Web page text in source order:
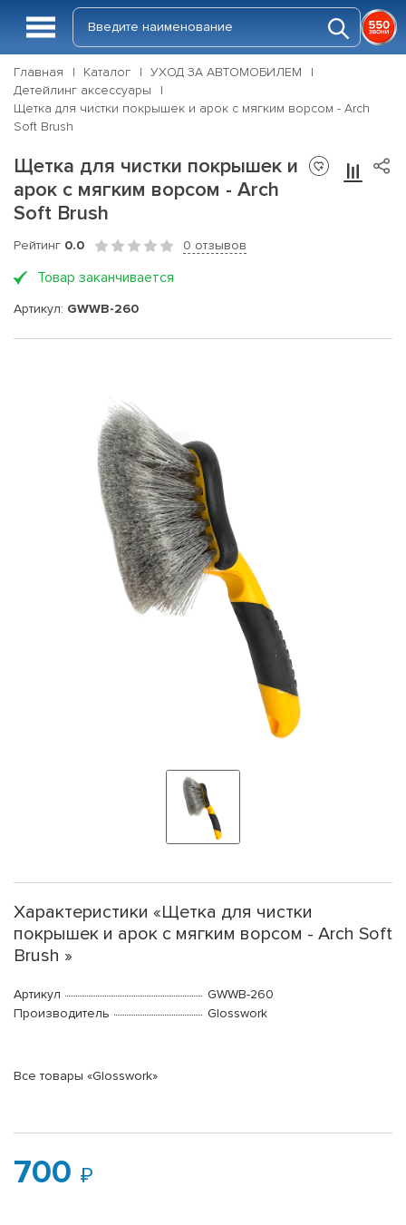
Главная Каталог
УХОД ЗА АВТОМОБИЛЕМ
Детейлинг аксессуары
Щетка для чистки покрышек и арок с мягким ворсом - Arch
Soft Brush
Щетка для чистки покрышек и
арок с мягким ворсом - Arch
Soft Brush
Рейтинг 0.0 0 отзывов
Товар заканчивается
Артикул: GWWB-260
Характеристики «Щетка для чистки
покрышек и арок с мягким ворсом - Arch Soft
Brush »
Артикул
GWWB-260
Производитель
Glosswork
Все товары «Glosswork»
700